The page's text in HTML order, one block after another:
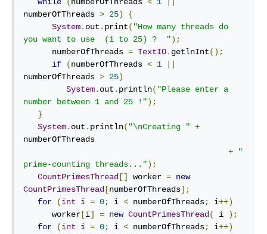
numberOfThreads > 25)
{
System. out . print( "How many threads do
you want to use  (1 to 25) ?  ");
      numberOfThreads
= TextIO. getlnInt();
if
(numberOfThreads < 1
numberOfThreads > 25)
System. out . println( "Please enter a
number between 1 and 25 !");
}
System. out . println( "\nCreating " +
numberOfThreads
+
"
prime-counting threads...");
CountPrimesThread [] worker = new
CountPrimesThread [numberOfThreads];
for
(int i = 0; i < numberOfThreads; i++)
      worker
[i] = new CountPrimesThread ( i
);
for
(int i = 0; i < numberOfThreads; i++)